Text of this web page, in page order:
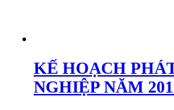
KẾ HOẠCH
NGHIỆP NĂM